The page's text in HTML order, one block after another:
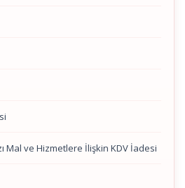
Mal ve Hizmetlere İlişkin KDV İadesi